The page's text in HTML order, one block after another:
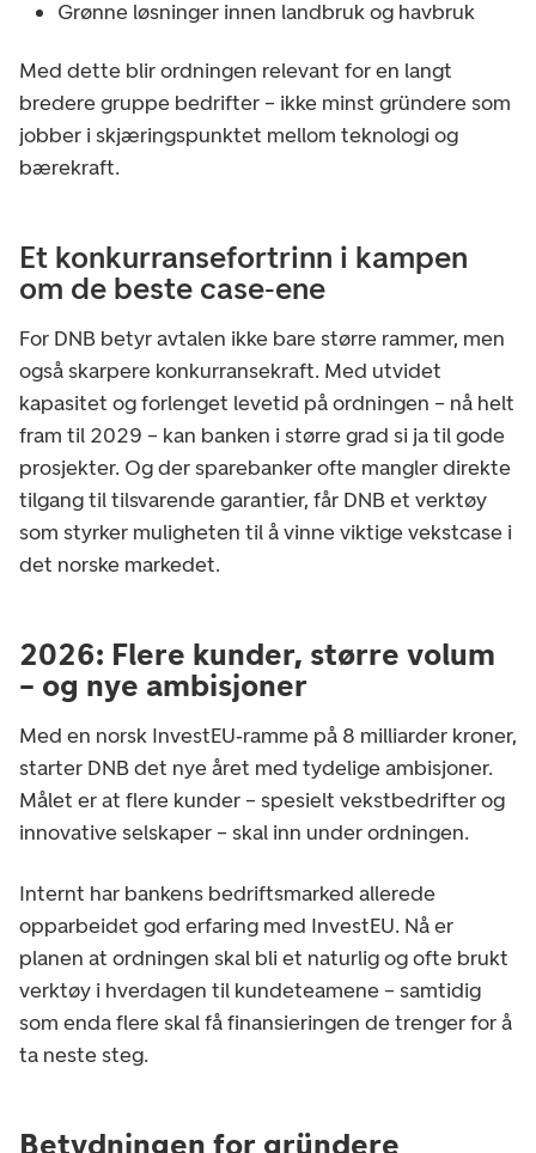
Grønne løsninger innen landbruk og havbruk
Med dette blir ordningen relevant for en langt
bredere gruppe bedrifter – ikke minst gründere som
jobber i skjæringspunktet mellom teknologi og
bærekraft.
Et konkurransefortrinn i kampen
om de beste case‑ene
For DNB betyr avtalen ikke bare større rammer, men
også skarpere konkurransekraft. Med utvidet
kapasitet og forlenget levetid på ordningen – nå helt
fram til 2029 – kan banken i større grad si ja til gode
prosjekter. Og der sparebanker ofte mangler direkte
tilgang til tilsvarende garantier, får DNB et verktøy
som styrker muligheten til å vinne viktige vekstcase i
det norske markedet.
2026: Flere kunder, større volum
– og nye ambisjoner
Med en norsk InvestEU‑ramme på 8 milliarder kroner,
starter DNB det nye året med tydelige ambisjoner.
Målet er at flere kunder – spesielt vekstbedrifter og
innovative selskaper – skal inn under ordningen.
Internt har bankens bedriftsmarked allerede
opparbeidet god erfaring med InvestEU. Nå er
planen at ordningen skal bli et naturlig og ofte brukt
verktøy i hverdagen til kundeteamene – samtidig
som enda flere skal få finansieringen de trenger for å
ta neste steg.
Betydningen for gründere